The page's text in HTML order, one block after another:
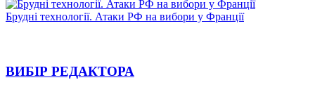
Брудні технології. Атаки РФ на вибори у Франції
ВИБІР РЕДАКТОРА